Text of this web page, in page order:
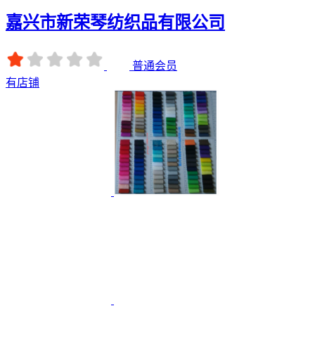
嘉兴市新荣琴纺织品有限公司
普通会员
有店铺